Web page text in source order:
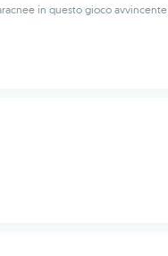
in questo gioco avvincente